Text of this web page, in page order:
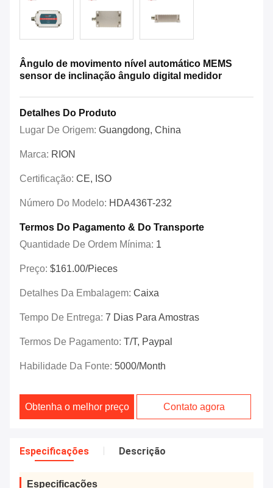
Ângulo de movimento nível automático MEMS
sensor de inclinação ângulo digital medidor
Detalhes Do Produto
Lugar De Origem: Guangdong, China
Marca: RION
Certificação: CE, ISO
Número Do Modelo: HDA436T-232
Termos Do Pagamento & Do Transporte
Quantidade De Ordem Mínima: 1
Preço: $161.00/Pieces
Detalhes Da Embalagem: Caixa
Tempo De Entrega: 7 Dias Para Amostras
Termos De Pagamento: T/T, Paypal
Habilidade Da Fonte: 5000/month
Obtenha o melhor preço Contato agora
Especificações Descrição
Especificações